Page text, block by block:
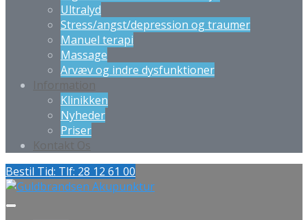
Ultralyd
Stress/angst/depression og traumer
Manuel terapi
Massage
Arvæv og indre dysfunktioner
Information
Klinikken
Nyheder
Priser
Kontakt Os
Bestil Tid: Tlf: 28 12 61 00